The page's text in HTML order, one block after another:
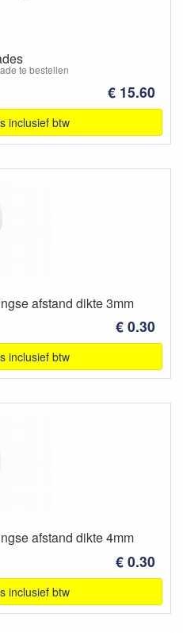
te bestellen
€ 15.60
inclusief btw
afstand dikte 3mm
€ 0.30
inclusief btw
afstand dikte 4mm
€ 0.30
inclusief btw